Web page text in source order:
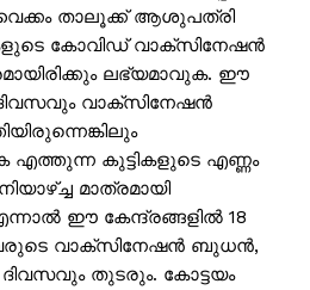
താലൂക്ക് ആശുപത്രി
കോവിഡ് വാക്‌സിനേഷൻ
ലഭ്യമാവുക. ഈ
വാക്‌സിനേഷൻ
എത്തുന്ന കുട്ടികളുടെ എണ്ണം
മാത്രമായി
ഈ കേന്ദ്രങ്ങളിൽ 18
വാക്‌സിനേഷൻ ബുധൻ,
തുടരും. കോട്ടയം